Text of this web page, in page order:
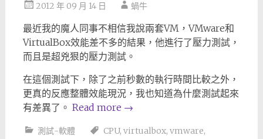
2012 年 09 月 14 日 蝸牛
最近我的魔人同事不相信我說兩套VM，VMware和
VirtualBox效能差不多的結果，他進行了壓力測試，
而且是超兇狠的壓力測試。
在這個測試下，除了之前秒數的執行時間比較之外，
更真的反應整體效能現況，我也知道為什麼測試起來
有差異了。 Read more →
測試-軟體 CPU, virtualbox, vmware,